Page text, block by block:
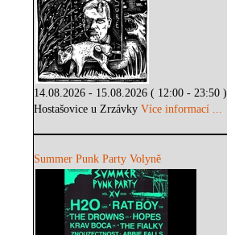
14.08.2026 - 15.08.2026 ( 12:00 - 23:50 )
Hostašovice u ZrzávkyVíce informací ...
Summer Punk Party Volyně